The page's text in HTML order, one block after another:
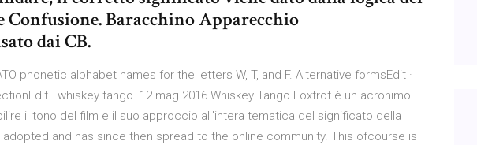
Confusione. Baracchino Apparecchio
dai CB.
phonetic alphabet names for the letters W, T, and F. Alternative formsEdit ·
· whiskey tango 12 mag 2016 Whiskey Tango Foxtrot è un acronimo
il tono del film e il suo approccio all'intera tematica del significato della
adopted and has since then spread to the online community. This ofcourse is